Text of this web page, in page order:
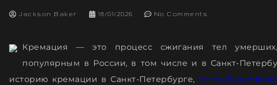
Jackson Baker 18/01/2026 No Comments
Кремация — это процесс сжигания тел
популярным в России, в том числе и в Санкт-
историю кремации в Санкт-Петербурге, https://